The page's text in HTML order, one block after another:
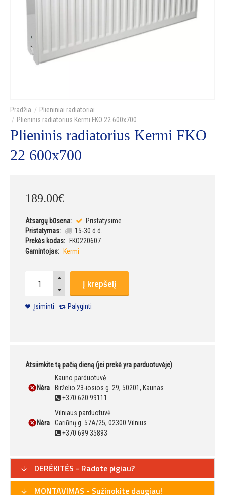
Plieniniai radiatoriai
Plieninis radiatorius Kermi FKO 22 600x700
Plieninis radiatorius Kermi FKO
22 600x700
189.00€
Atsargų būsena:
Pristatysime
Pristatymas:
15-30 d.d.
Prekės kodas:
FKO220607
Gamintojas:
Kermi
Į krepšelį
Įsiminti Palyginti
Atsiimkite tą pačią dieną (jei prekė yra parduotuvėje)
Nėra
Kauno parduotuvė
Birželio 23-iosios g. 29, 50201, Kaunas
+370 620 99111
Nėra
Vilniaus parduotuvė
Gariūnų g. 57A/25, 02300 Vilnius
+370 699 35893
DERĖKITĖS - Radote pigiau?
MONTAVIMAS - Sužinokite daugiau!